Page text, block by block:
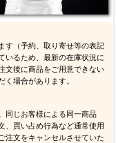
す（予約、取り寄せ等の表記
いるため、最新の在庫状況に
文後に商品をご用意できない
く場合があります。
同じお客様による同一商品
、買い占め行為など通常使用
注文をキャンセルさせていた